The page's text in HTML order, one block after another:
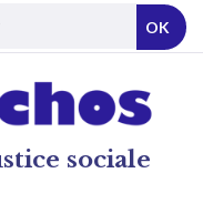
sociale
OK